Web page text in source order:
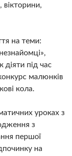
вікторини,
на теми:
діяти під час
малюнків
кола.
уроках з
з
першої
на